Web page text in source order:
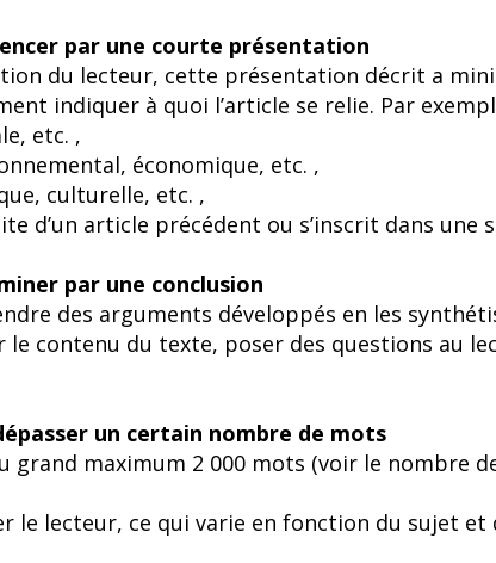
par une courte présentation
du lecteur, cette présentation décrit a
indiquer à quoi l’article se relie. Par
etc. ,
économique, etc. ,
culturelle, etc. ,
d’un article précédent ou s’inscrit dans une
par une conclusion
des arguments développés en les
contenu du texte, poser des questions au
un certain nombre de mots
grand maximum 2 000 mots (voir le nombre
le lecteur, ce qui varie en fonction du sujet